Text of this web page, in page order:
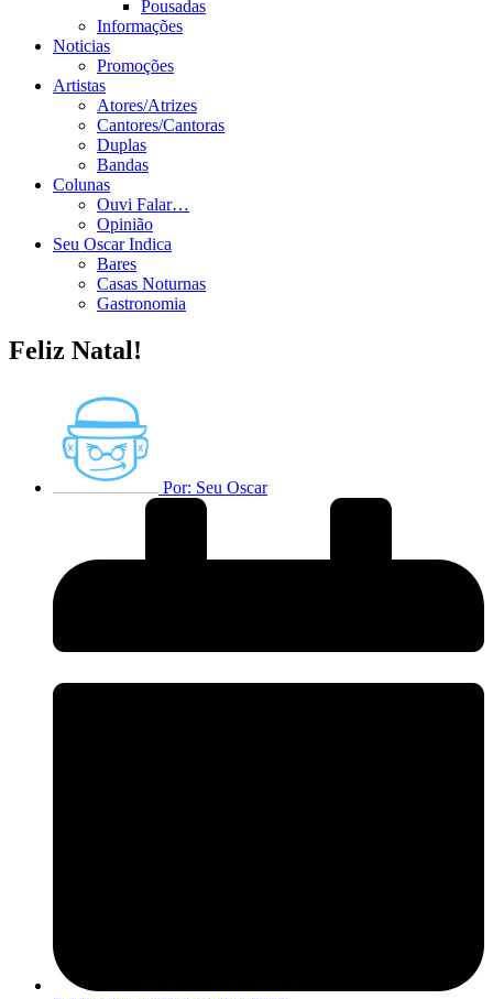
Pousadas
Informações
Noticias
Promoções
Artistas
Atores/Atrizes
Cantores/Cantoras
Duplas
Bandas
Colunas
Ouvi Falar…
Opinião
Seu Oscar Indica
Bares
Casas Noturnas
Gastronomia
Feliz Natal!
Por: Seu Oscar